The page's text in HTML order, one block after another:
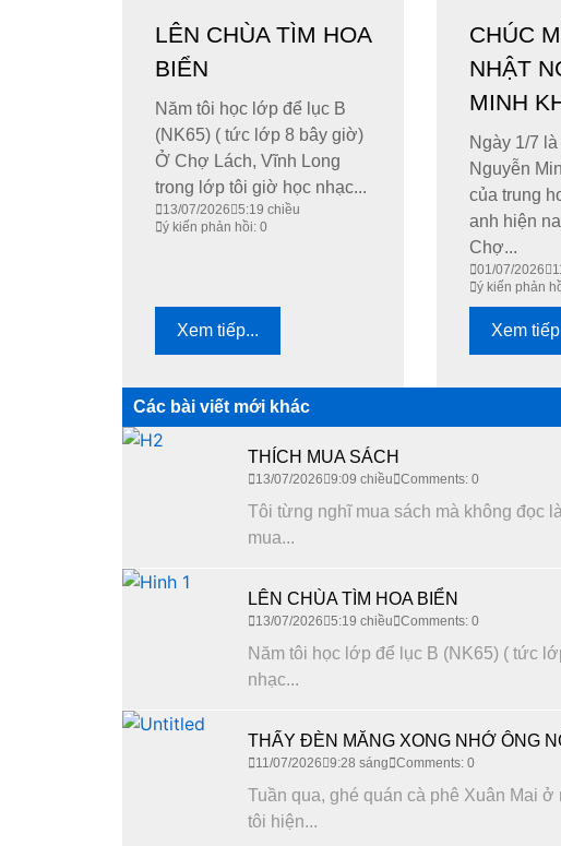
LÊN CHÙA TÌM HOA
BIỂN
Năm tôi học lớp để lục B
(NK65) ( tức lớp 8 bây giờ)
Ở Chợ Lách, Vĩnh Long
trong lớp tôi giờ học nhạc...
13/07/2026 5:19 chiều
ý kiến phản hồi: 0
Xem tiếp...
CHÚC
NHẬT
MINH
Ngày 1/7
Nguyễn
của trung
anh hiện
Chợ...
01/07/2026
ý kiến phản
Xem
Các bài viết mới khác
THÍCH MUA SÁCH
13/07/2026 9:09 chiều Comments: 0
Tôi từng nghĩ mua sách mà không đọc
mua...
LÊN CHÙA TÌM HOA BIỂN
13/07/2026 5:19 chiều Comments: 0
Năm tôi học lớp để lục B (NK65) ( tức
nhạc...
THẤY ĐÈN MĂNG XONG NHỚ ÔNG
11/07/2026 9:28 sáng Comments: 0
Tuần qua, ghé quán cà phê Xuân Mai
tôi hiện...